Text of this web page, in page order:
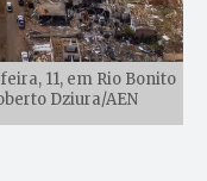
11, em Rio Bonito
Dziura/AEN